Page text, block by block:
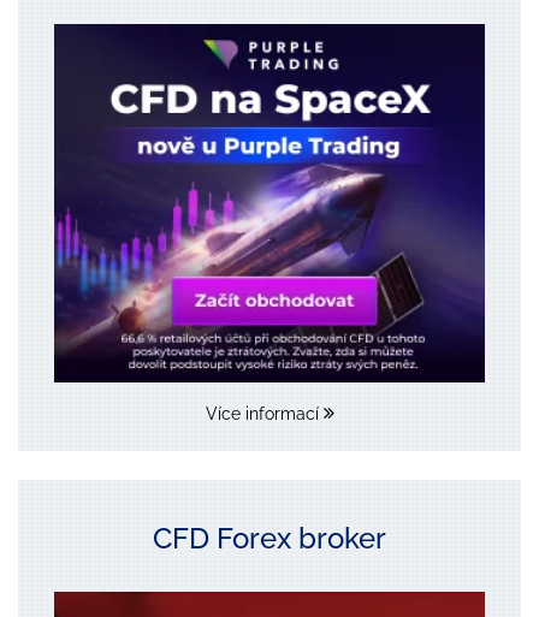
Více informací
CFD Forex broker